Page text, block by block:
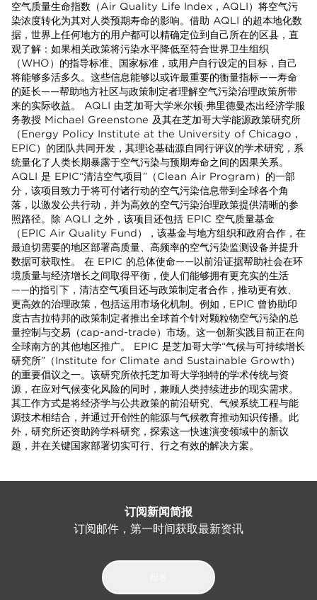
空气质量生命指数（Air Quality Life Index，AQLI）将空气污
染浓度转化为其对人类预期寿命的影响。借助 AQLI 的超本地化数
据，世界上任何地方的用户都可以精确定位到自己所在的区县，直
观了解：如果相关政策将污染水平降低至符合世界卫生组织
（WHO）的指导标准、国家标准，或用户自行设定的目标，自己
将能够多活多久。这些信息能够以或许最重要的衡量指标——寿命
的延长——帮助地方社区与政策制定者理解空气污染治理政策所带
来的实际收益。 AQLI 由芝加哥大学米尔顿·弗里德曼杰出经济学服
务教授 Michael Greenstone 及其在芝加哥大学能源政策研究所
（Energy Policy Institute at the University of Chicago，
EPIC）的团队共同开发，其理论基础源自同行评议的学术研究，系
统量化了人类长期暴露于空气污染与预期寿命之间的因果关系。
AQLI 是 EPIC“清洁空气项目”（Clean Air Program）的一部
分，该项目致力于将可付诸行动的空气污染信息带到全球各个角
落，以激发公共行动，并为高效的空气污染治理政策提供清晰的参
照路径。除 AQLI 之外，该项目还包括 EPIC 空气质量基金
（EPIC Air Quality Fund），该基金与地方组织和政府合作，在
最迫切需要的地区部署高质量、高频率的空气污染监测设备并提升
数据可获取性。 在 EPIC 的总体使命——以前沿证据帮助社会在环
境质量与经济增长之间取得平衡，使人们能够拥有更充实的生活
——的指引下，清洁空气项目还与政策制定者合作，推动更有效、
更高效的治理政策，包括运用市场化机制。例如，EPIC 曾协助印
度古吉拉特邦的政策制定者推出全球首个针对颗粒物空气污染的总
量控制与交易（cap-and-trade）市场。这一创新实践目前正在向
全球南方的其他地区推广。 EPIC 是芝加哥大学“气候与可持续增长
研究所”（Institute for Climate and Sustainable Growth）
的重要倡议之一。该研究所依托芝加哥大学独特的学术传统与资
源，在应对气候变化风险的同时，兼顾人类持续进步的现实需求。
其工作方式是将经济学与公共政策的前沿研究、气候系统工程与能
源技术相结合，并通过开创性的能源与气候教育推动知识传播。此
外，研究所还资助跨学科研究，探索这一快速演变领域中的新议
题，并在关键国家部署切实可行、行之有效的解决方案。
订阅新闻简报
订阅邮件，第一时间获取最新资讯